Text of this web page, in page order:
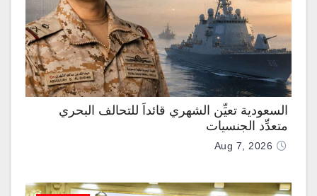
السعودية تعيِّن الشهري قائداً للتحالف البحري
متعدِّد الجنسيات
Aug 7, 2026